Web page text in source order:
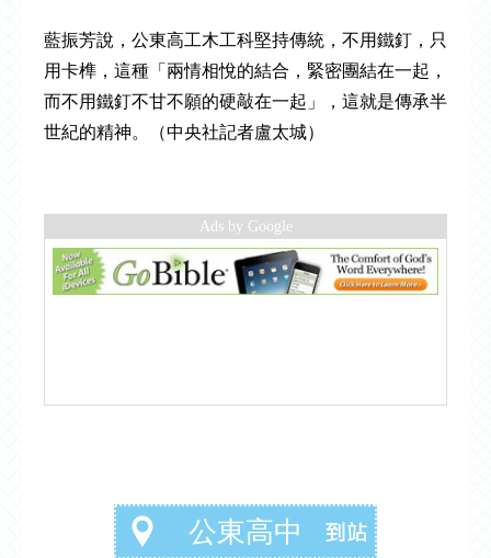
藍振芳說，公東高工木工科堅持傳統，不用鐵釘，只
用卡榫，這種「兩情相悅的結合，緊密團結在一起，
而不用鐵釘不甘不願的硬敲在一起」，這就是傳承半
世紀的精神。（中央社記者盧太城）
Ads by Google
公東高中